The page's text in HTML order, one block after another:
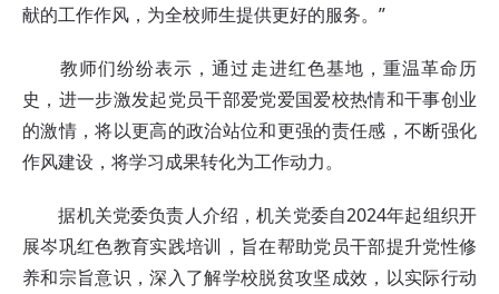
献的工作作风，为全校师生提供更好的服务。”
教师们纷纷表示，通过走进红色基地，重温革命历
史，进一步激发起党员干部爱党爱国爱校热情和干事创业
的激情，将以更高的政治站位和更强的责任感，不断强化
作风建设，将学习成果转化为工作动力。
据机关党委负责人介绍，机关党委自2024年起组织开
展岑巩红色教育实践培训，旨在帮助党员干部提升党性修
养和宗旨意识，深入了解学校脱贫攻坚成效，以实际行动